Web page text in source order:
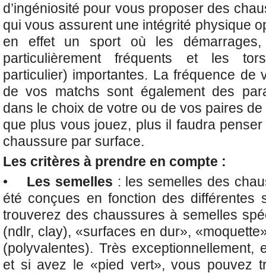
d’ingéniosité pour vous proposer des
qui vous assurent une intégrité physique
en effet un sport où les
particulièrement fréquents et les
particulier) importantes. La fréquence de
de vos matchs sont également des
dans le choix de votre ou de vos paires
que plus vous jouez, plus il faudra
chaussure par surface.
Les critères à prendre en compte :
•
Les semelles : les semelles des
été conçues en fonction des différentes
trouverez des chaussures à semelles
(ndlr, clay), «surfaces en dur»,
(polyvalentes). Très exceptionnellement,
et si avez le «pied vert», vous pouvez